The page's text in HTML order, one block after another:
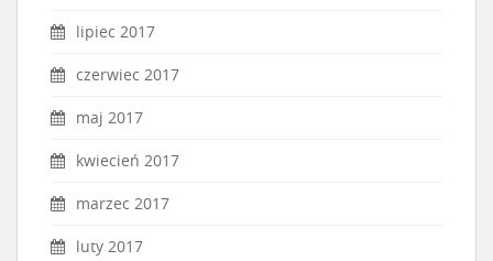
lipiec 2017
czerwiec 2017
maj 2017
kwiecień 2017
marzec 2017
luty 2017